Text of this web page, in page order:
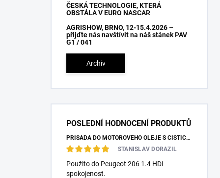
ČESKÁ TECHNOLOGIE, KTERÁ
OBSTÁLA V EURO NASCAR
AGRISHOW, BRNO, 12-15.4.2026 –
přijďte nás navštívit na náš stánek PAV
G1 / 041
Archiv
POSLEDNÍ HODNOCENÍ PRODUKTŮ
PŘÍSADA DO MOTOROVÉHO OLEJE S ČISTÍCÍM ÚČINKEM PRO NAFTOVÉ MOTORY
STANISLAV DORAZIL
Použito do Peugeot 206 1.4 HDI
spokojenost.